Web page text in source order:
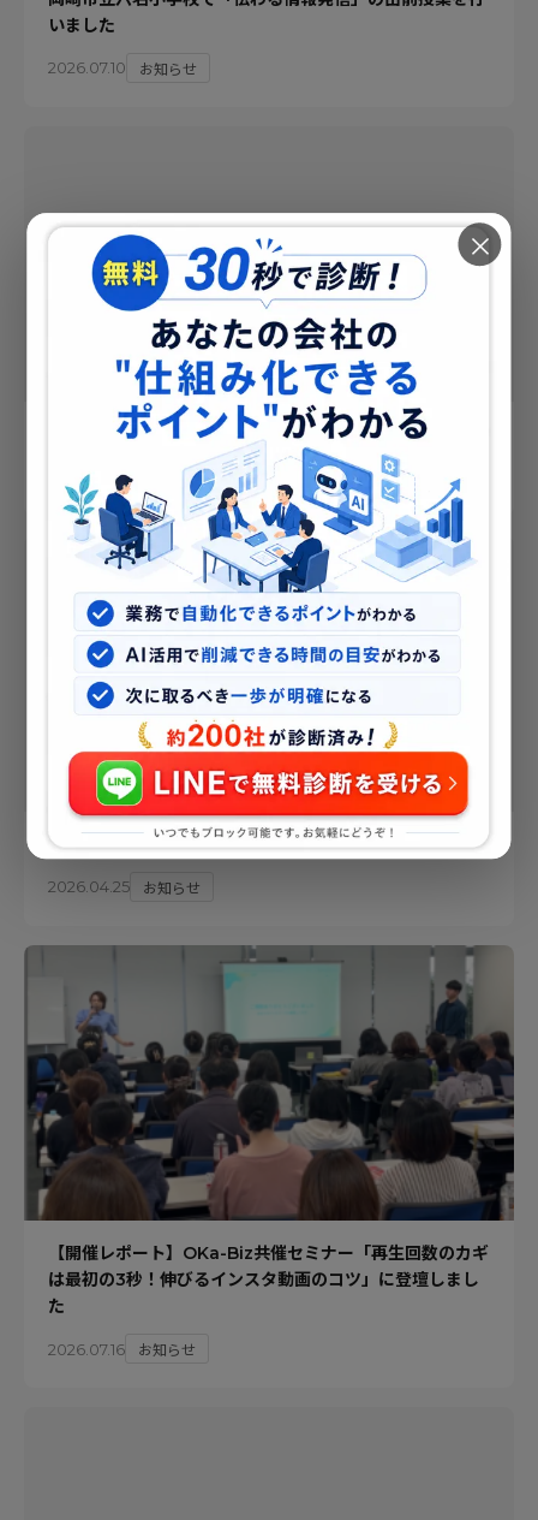
いました
2026.07.10 お知らせ
NO IMAGE
事業拡大に伴い、名古屋市中区に支店を開設しました
2025.10.20 お知らせ
コーポレートサイトをリニューアルしました
2026.04.25 お知らせ
【開催レポート】OKa-Biz共催セミナー「再生回数のカギ
は最初の3秒！伸びるインスタ動画のコツ」に登壇しまし
た
2026.07.16 お知らせ
×